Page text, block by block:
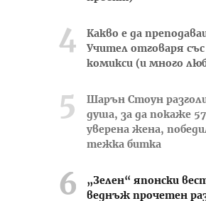
Какво е да
Учител отговаря със
комикси (и много
Шарън Стоун
душа, за да покаже
уверена жена,
тежка битка
„Зелен“ японски
веднъж прочетен